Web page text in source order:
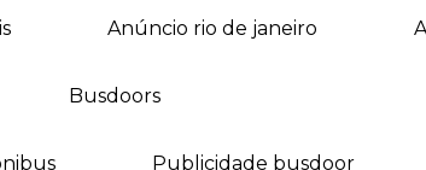
anúncio rio de janeiro
busdoors
publicidade busdoor